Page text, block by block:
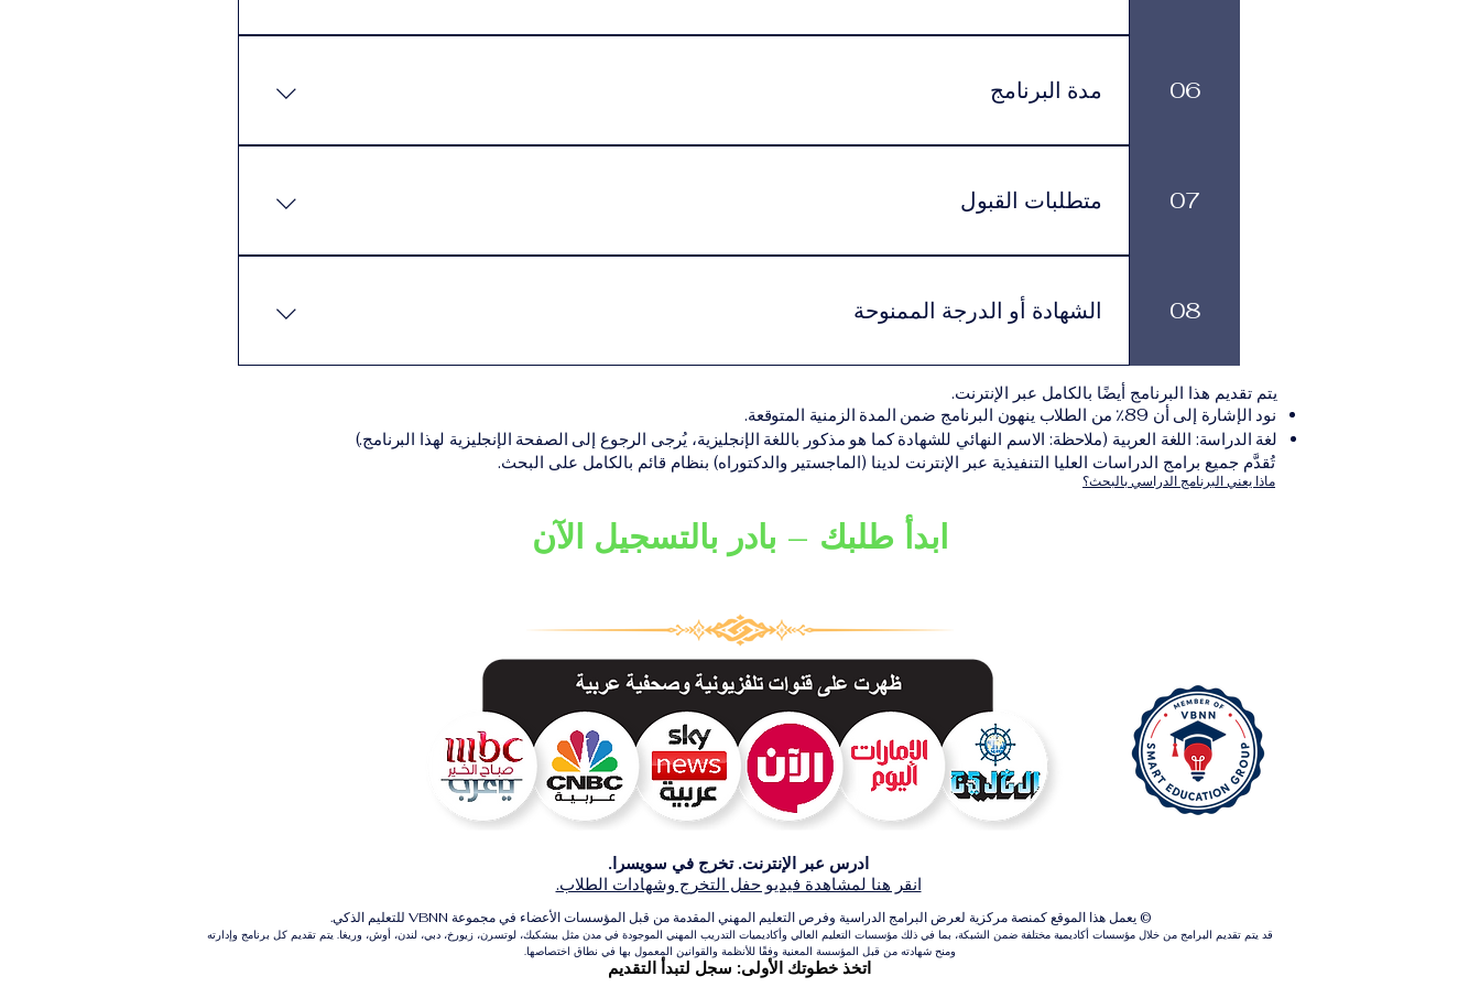
يتم تقديم البرامج من خلال نظام اشتراك دراسي شهري مرن، مما يسمح للطلاب بالتقدم في دراستهم بالسرعة التي
06 مدة البرنامج
لكل برنامج مدة دراسة دنيا إلزامية تختلف حسب المستوى الأكاديمي وطبيعة البرنامج.يمكن للطلاب إكمال البرنامج
07 متطلبات القبول
يجب على المتقدمين استيفاء شروط القبول الأكاديمية الخاصة بمستوى البرنامج.قد تشمل المتطلبات الأساسية عادةً ما
نموذج التقديم الإلكترونيقد يُطلب تقديم مستندات إضافية حسب البرنامج والمؤسسة التعليمية المسؤولة عن تقديمه.
08 الشهادة أو الدرجة الممنوحة
بعد استكمال جميع المتطلبات الأكاديمية بنجاح، يحصل الطالب على الشهادة أو الدرجة الأكاديمية المناسبة للبرنامج،
والتي تصدر عن المؤسسة التعليمية المسؤولة عن تقديم البرنامج ضمن شبكة VBNN Smart Education Group.
يتم تقديم هذا البرنامج أيضًا بالكامل عبر الإنترنت.
نود الإشارة إلى أن 89٪ من الطلاب ينهون البرنامج ضمن المدة الزمنية المتوقعة.
لغة الدراسة: اللغة العربية (ملاحظة: الاسم النهائي للشهادة كما هو مذكور باللغة الإنجليزية، يُرجى الرجوع إلى الصفحة الإنجليزية لهذا البرنامج.)
تُقدَّم جميع برامج الدراسات العليا التنفيذية عبر الإنترنت لدينا (الماجستير والدكتوراه) بنظام قائم بالكامل على البحث.
ماذا يعني البرنامج الدراسي بالبحث؟
ابدأ طلبك – بادر بالتسجيل الآن
ادرس عبر الإنترنت. تخرج في سويسرا.
انقر هنا لمشاهدة فيديو حفل التخرج وشهادات الطلاب.
© يعمل هذا الموقع كمنصة مركزية لعرض البرامج الدراسية وفرص التعليم المهني المقدمة من قبل المؤسسات الأعضاء في مجموعة VBNN للتعليم الذكي.
قد يتم تقديم البرامج من خلال مؤسسات أكاديمية مختلفة ضمن الشبكة، بما في ذلك مؤسسات التعليم العالي وأكاديميات التدريب المهني الموجودة في مدن مثل بيشكيك، لوتسرن، زيورخ، دبي، لندن، أوش، وريغا. يتم تقديم كل برنامج وإدارته
ومنح شهادته من قبل المؤسسة المعنية وفقًا للأنظمة والقوانين المعمول بها في نطاق اختصاصها.
اتخذ خطوتك الأولى: سجل لتبدأ التقديم